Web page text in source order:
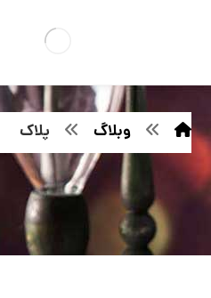
وبلاگ پلاک